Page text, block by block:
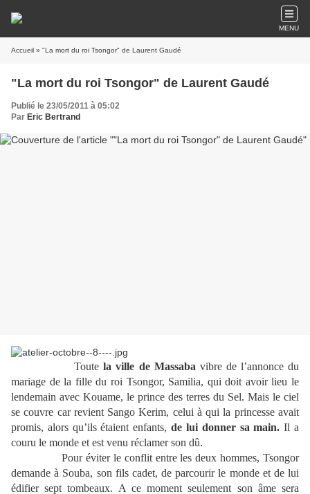
MENU
Accueil » "La mort du roi Tsongor" de Laurent Gaudé
"La mort du roi Tsongor" de Laurent Gaudé
Publié le 23/05/2011 à 05:02
Par Eric Bertrand
Toutela ville de Massaba vibre de l’annonce du
mariage de la fille du roi Tsongor, Samilia, qui doit avoir lieu le
lendemain avec Kouame, le prince des terres du Sel. Mais le ciel
se couvre car revient Sango Kerim, celui à qui la princesse avait
promis, alors qu’ils étaient enfants,de lui donner sa main. Il a
couru le monde et est venu réclamer son dû.
Pour éviter le conflit entre les deux hommes, Tsongor
demande à Souba, son fils cadet, de parcourir le monde et de lui
édifier sept tombeaux. A ce moment seulement son âme sera